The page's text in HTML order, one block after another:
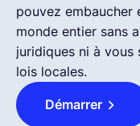
Compagnie
Français
pouvez embaucher
monde entier sans
juridiques ni à
lois locales.
Démarrer